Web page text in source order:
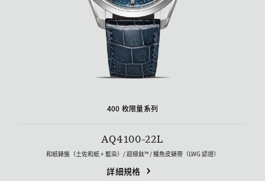
400 枚限量系列
AQ4100-22L
和紙錶盤（土佐和紙 + 藍染）/ 超級鈦™ / 鱷魚皮錶帶（LWG 認證）
詳細規格